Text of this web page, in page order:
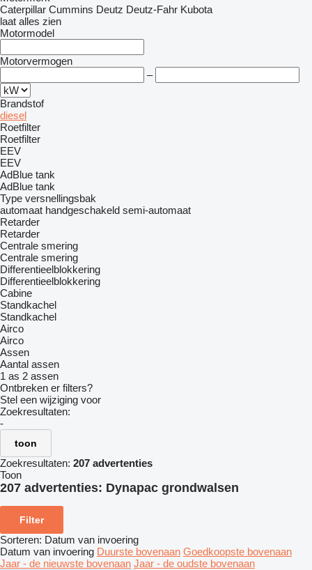
Caterpillar Cummins Deutz Deutz-Fahr Kubota
laat alles zien
Motormodel
Motorvermogen
–
Brandstof
diesel
Roetfilter
Roetfilter
EEV
EEV
AdBlue tank
AdBlue tank
Type versnellingsbak
automaat handgeschakeld semi-automaat
Retarder
Retarder
Centrale smering
Centrale smering
Differentieelblokkering
Differentieelblokkering
Cabine
Standkachel
Standkachel
Airco
Airco
Assen
Aantal assen
1 as 2 assen
Ontbreken er filters?
Stel een wijziging voor
Zoekresultaten:
-
toon
Zoekresultaten: 207 advertenties
Toon
207 advertenties: Dynapac grondwalsen
Filter
Sorteren: Datum van invoering
Datum van invoering Duurste bovenaan Goedkoopste bovenaan
Jaar - de nieuwste bovenaan Jaar - de oudste bovenaan